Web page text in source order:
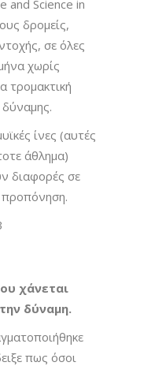
and Science in
δρομείς,
σε όλες
χωρίς
τρομακτική
δύναμης.
ίνες (αυτές
άθλημα)
διαφορές σε
προπόνηση.
χάνεται
δύναμη.
πως όσοι